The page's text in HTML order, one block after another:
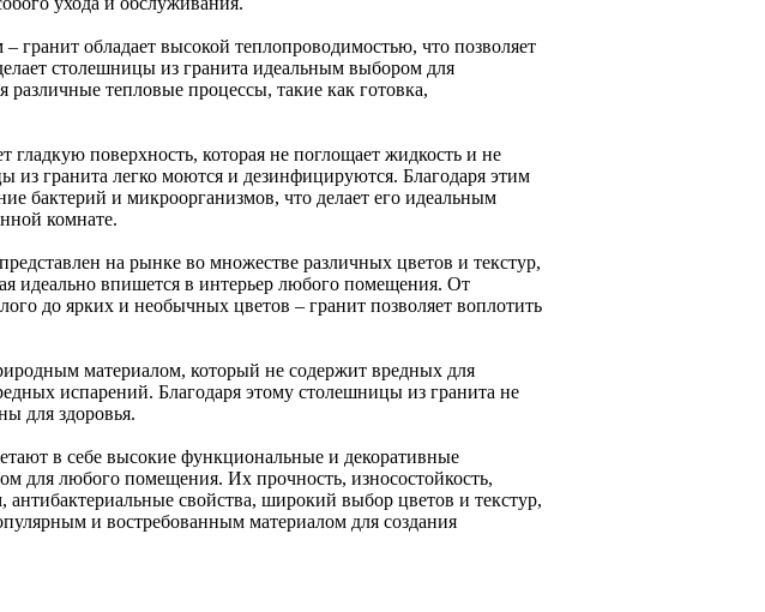
гранит обладает высокой теплопроводимостью, что позволяет
столешницы из гранита идеальным выбором для
различные тепловые процессы, такие как готовка,
гладкую поверхность, которая не поглощает жидкость и не
из гранита легко моются и дезинфицируются. Благодаря этим
бактерий и микроорганизмов, что делает его идеальным
комнате.
на рынке во множестве различных цветов и текстур,
идеально впишется в интерьер любого помещения. От
до ярких и необычных цветов – гранит позволяет воплотить
материалом, который не содержит вредных для
испарений. Благодаря этому столешницы из гранита не
для здоровья.
в себе высокие функциональные и декоративные
для любого помещения. Их прочность, износостойкость,
свойства, широкий выбор цветов и текстур,
и востребованным материалом для создания